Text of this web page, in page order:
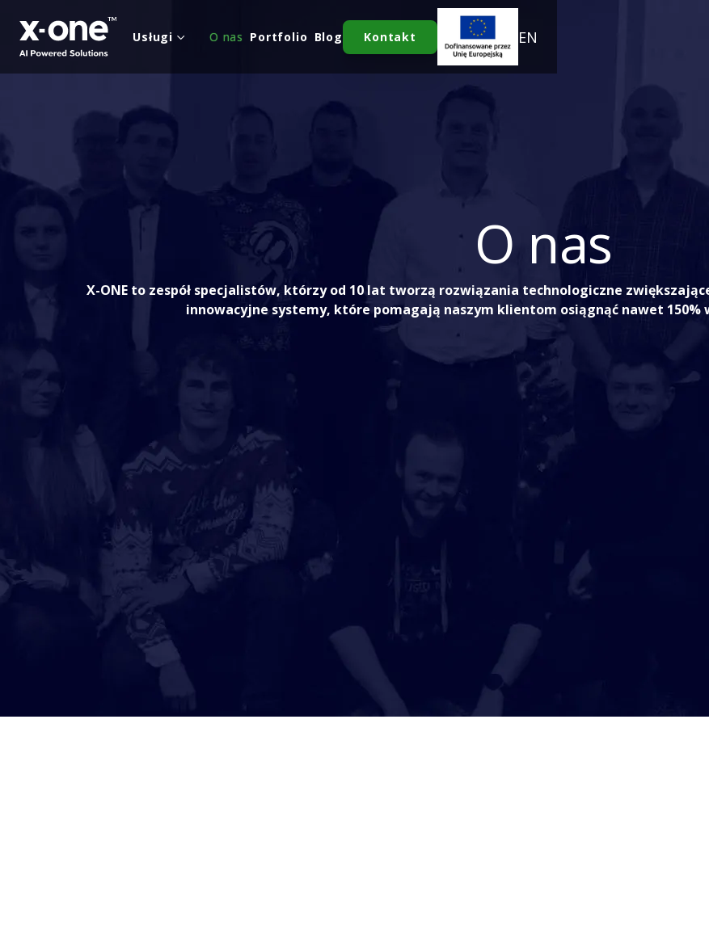
Usługi  O nas Portfolio Blog Kontakt EN
O nas
X-ONE to zespół specjalistów, którzy od 10 lat tworzą rozwiązania technologiczne
innowacyjne systemy, które pomagają naszym klientom osiągnąć nawet 150%